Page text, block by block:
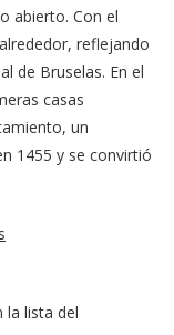
abierto. Con el
reflejando
de Bruselas. En el
casas
un
1455 y se convirtió
la lista del